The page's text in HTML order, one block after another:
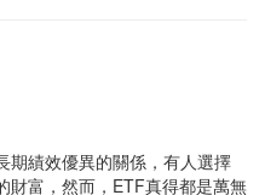
期績效優異的關係，有人選擇
財富，然而，ETF真得都是萬無